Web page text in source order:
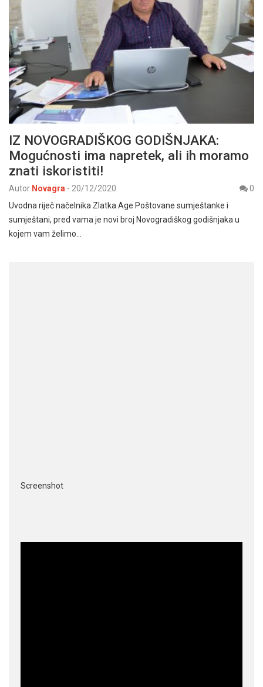
IZ NOVOGRADIŠKOG GODIŠNJAKA:
Mogućnosti ima napretek, ali ih moramo
znati iskoristiti!
Autor Novagra - 20/12/2020
0
Uvodna riječ načelnika Zlatka Age Poštovane sumještanke i
sumještani, pred vama je novi broj Novogradiškog godišnjaka u
kojem vam želimo…
Screenshot